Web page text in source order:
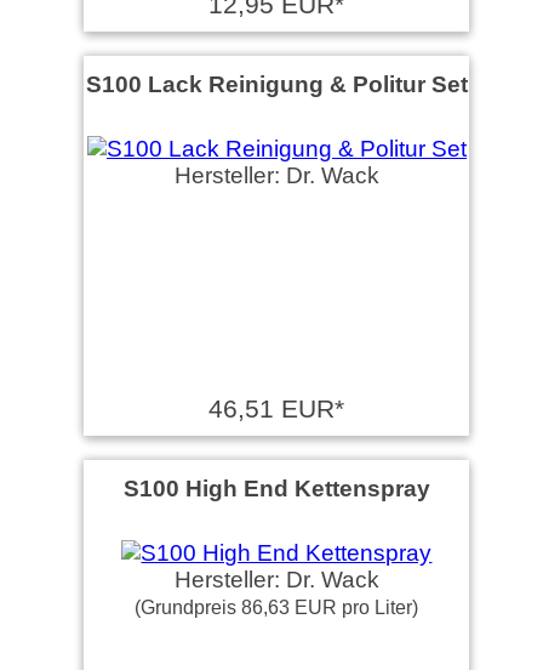
S100 Lack Reinigung & Politur Set
Hersteller: Dr. Wack
46,51 EUR*
S100 High End Kettenspray
Hersteller: Dr. Wack
(Grundpreis 86,63 EUR pro Liter)